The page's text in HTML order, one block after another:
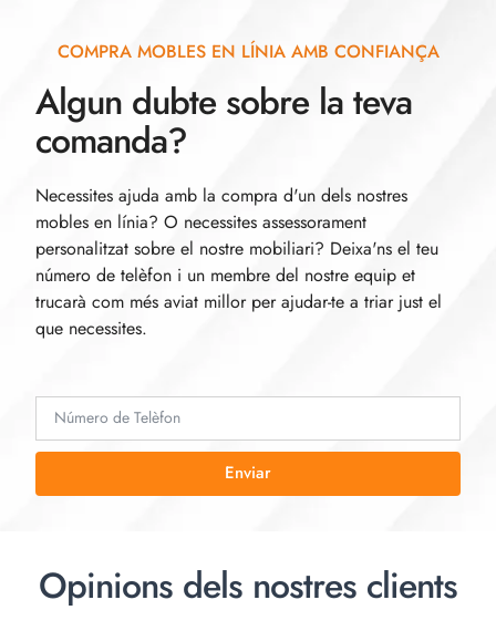
COMPRA MOBLES EN LÍNIA AMB CONFIANÇA
Algun dubte sobre la teva
comanda?
Necessites ajuda amb la compra d'un dels nostres
mobles en línia? O necessites assessorament
personalitzat sobre el nostre mobiliari? Deixa'ns el teu
que necessites.